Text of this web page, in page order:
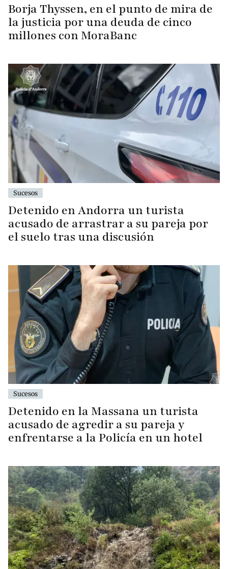
Borja Thyssen, en el punto de mira de
la justicia por una deuda de cinco
millones con MoraBanc
Sucesos
Detenido en Andorra un turista
acusado de arrastrar a su pareja por
el suelo tras una discusión
Sucesos
Detenido en la Massana un turista
acusado de agredir a su pareja y
enfrentarse a la Policía en un hotel